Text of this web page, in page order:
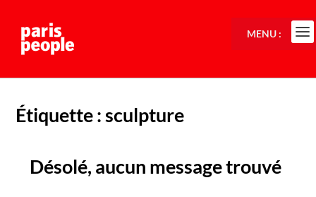
Étiquette :sculpture
Désolé, aucun message trouvé
MENU :